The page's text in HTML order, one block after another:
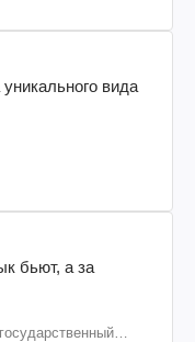
вида
бьют, а за